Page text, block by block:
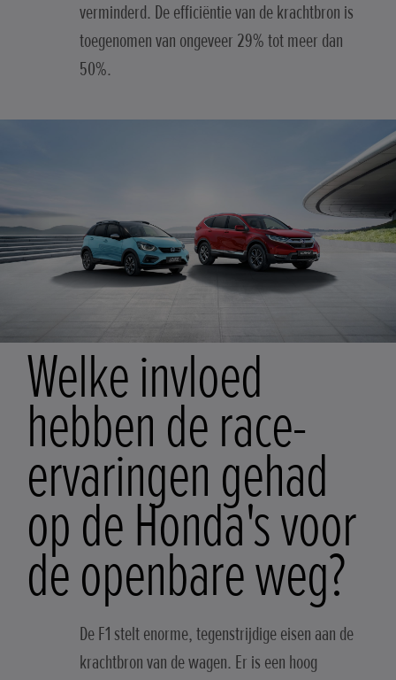
verminderd. De efficiëntie van de krachtbron is
toegenomen van ongeveer 29% tot meer dan
50%.
Welke invloed
hebben de race-
ervaringen gehad
op de Honda's voor
de openbare weg?
De F1 stelt enorme, tegenstrijdige eisen aan de
krachtbron van de wagen. Er is een hoog